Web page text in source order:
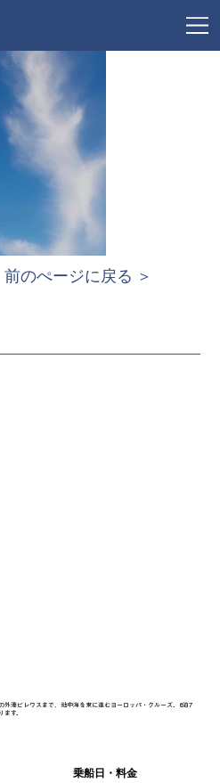
外港ピレウスまで、地中海を東に進むヨーロッパ・クルーズ。6泊7
ます。
乗船日・料金
前のぺージに戻る ＞